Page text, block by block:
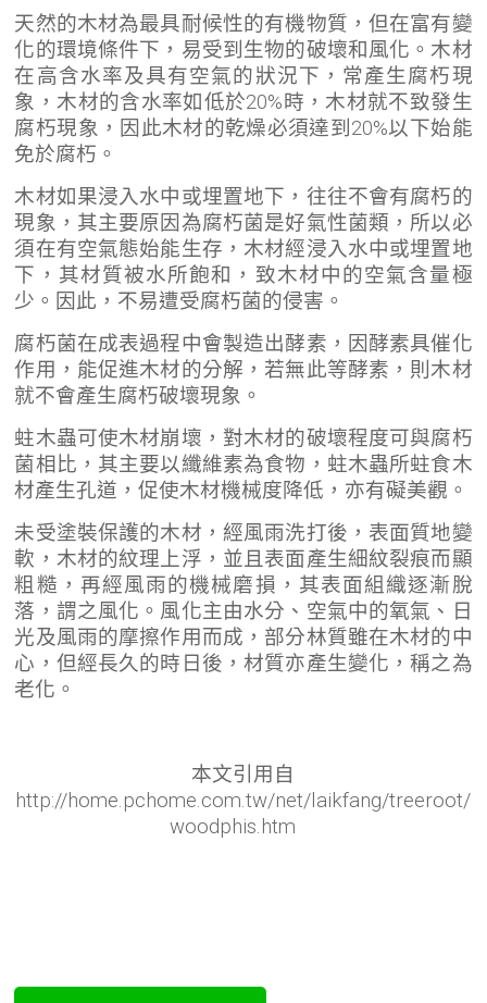
天然的木材為最具耐候性的有機物質，但在富有變
化的環境條件下，易受到生物的破壞和風化。木材
在高含水率及具有空氣的狀況下，常產生腐朽現
象，木材的含水率如低於20%時，木材就不致發生
腐朽現象，因此木材的乾燥必須達到20%以下始能
免於腐朽。
木材如果浸入水中或埋置地下，往往不會有腐朽的
現象，其主要原因為腐朽菌是好氣性菌類，所以必
須在有空氣態始能生存，木材經浸入水中或埋置地
下，其材質被水所飽和，致木材中的空氣含量極
少。因此，不易遭受腐朽菌的侵害。
腐朽菌在成表過程中會製造出酵素，因酵素具催化
作用，能促進木材的分解，若無此等酵素，則木材
就不會產生腐朽破壞現象。
蛀木蟲可使木材崩壞，對木材的破壞程度可與腐朽
菌相比，其主要以纖維素為食物，蛀木蟲所蛀食木
材產生孔道，促使木材機械度降低，亦有礙美觀。
未受塗裝保護的木材，經風雨洗打後，表面質地變
軟，木材的紋理上浮，並且表面產生細紋裂痕而顯
粗糙，再經風雨的機械磨損，其表面組織逐漸脫
落，謂之風化。風化主由水分、空氣中的氧氣、日
光及風雨的摩擦作用而成，部分林質雖在木材的中
心，但經長久的時日後，材質亦產生變化，稱之為
老化。
本文引用自
http://home.pchome.com.tw/net/laikfang/treeroot/
woodphis.htm